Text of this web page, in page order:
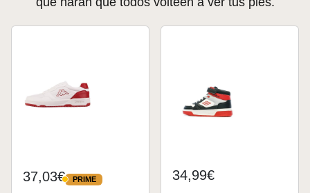
37,03€ PRIME
PRIME 34,99€